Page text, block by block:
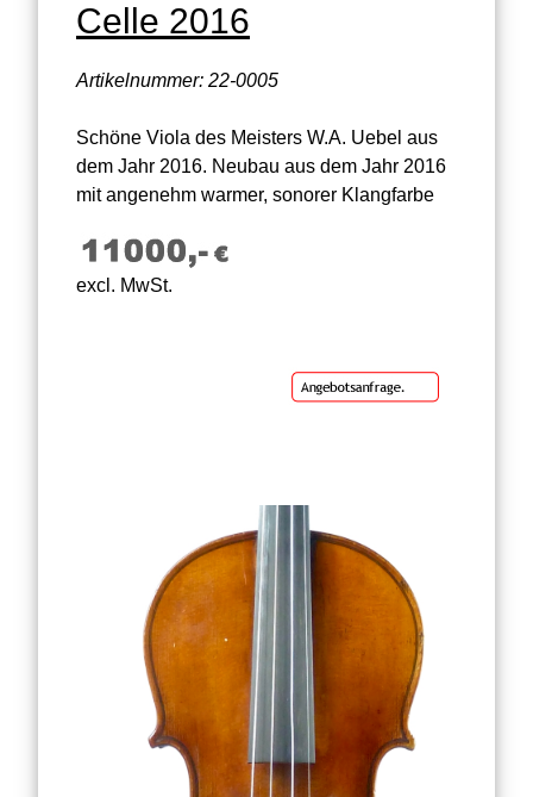
Celle 2016
Artikelnummer: 22-0005
Schöne Viola des Meisters W.A. Uebel aus
dem Jahr 2016. Neubau aus dem Jahr 2016
mit angenehm warmer, sonorer Klangfarbe
excl. MwSt.